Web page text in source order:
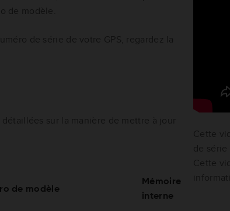
de modèle
Mémoire
interne